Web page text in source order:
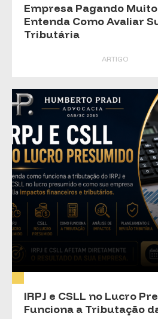
Empresa Pagando
Entenda Como Avaliar
Tributária
ARTIGO
IRPJ e CSLL no Lucro
Funciona a Tributação